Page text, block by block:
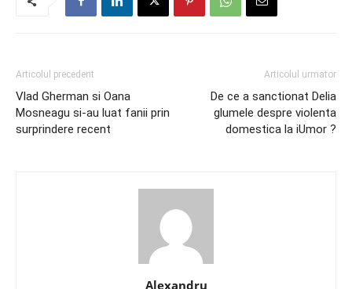
Articolul precedent
Vlad Gherman si Oana
Mosneagu si-au luat fanii prin
surprindere recent
Articolul urmator
De ce a sanctionat Delia
glumele despre violenta
domestica la iUmor ?
Alexandru